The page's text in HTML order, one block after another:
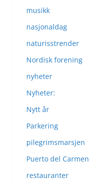
musikk
nasjonaldag
naturisstrender
Nordisk forening
nyheter
Nyheter:
Nytt år
Parkering
pilegrimsmarsjen
Puerto del Carmen
restauranter